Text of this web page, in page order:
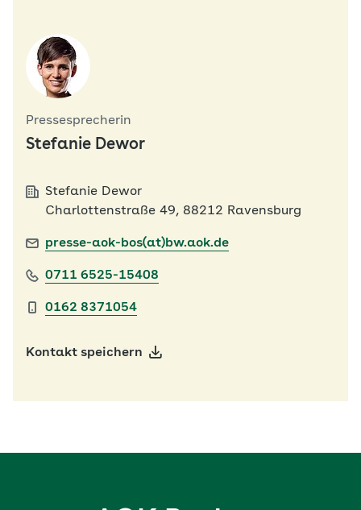
Pressesprecherin
Stefanie Dewor
Stefanie Dewor
Charlottenstraße 49, 88212 Ravensburg
presse-aok-bos(at)bw.aok.de
0711 6525-15408
0162 8371054
Kontakt speichern